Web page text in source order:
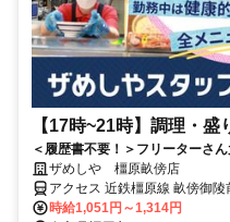
【17時~21時】調理・盛
＜履歴書不要！＞フリーターさ
幅広い世代のstaffが活躍中☆
ザめしや 橿原畝傍店
アクセス 近鉄橿原線 畝傍御
和歌山線 畝傍徒歩約19分 吉
時給1,051円～1,314円